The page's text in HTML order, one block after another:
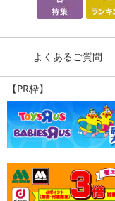
発送日カレンダー
休業日
よくあるご質問
【PR枠】